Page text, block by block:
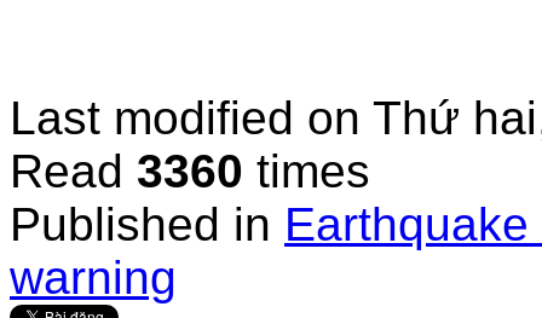
Last modified on Thứ
Read 3360 times
Published in
warning